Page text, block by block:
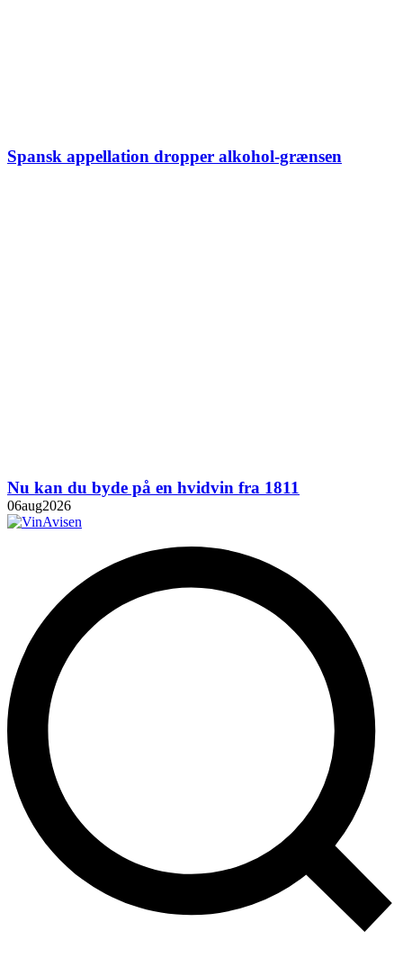
Spansk appellation dropper alkohol-grænsen
Nu kan du byde på en hvidvin fra 1811
06aug2026